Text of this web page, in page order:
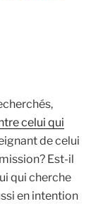
celui qui
de celui
Est-il
qui cherche
en intention